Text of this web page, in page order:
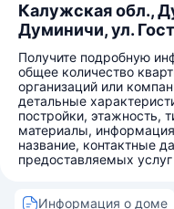
Калужская обл.,
Думиничи, ул.
Получите подробную
общее количество
организаций или
детальные
постройки, этажность,
материалы,
название, контактные
предоставляемых услуг
Информация о доме